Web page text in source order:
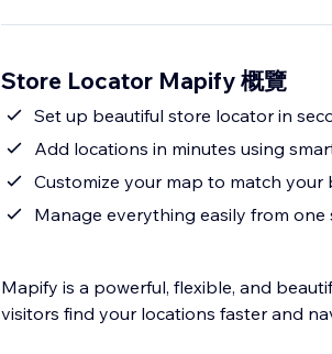
Store Locator Mapify 概覽
Set up beautiful store locator in
Add locations in minutes using
Customize your map to match
Manage everything easily from
Mapify is a powerful, flexible, and
visitors find your locations faster and